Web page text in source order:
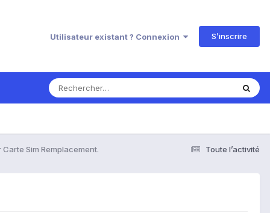
Utilisateur existant ? Connexion S’inscrire
Toute l’activité
Sim Remplacement.